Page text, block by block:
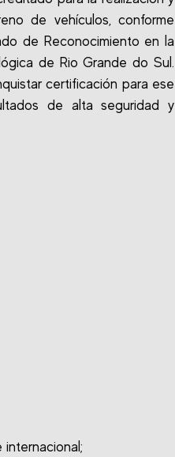
de vehículos, conforme
de Reconocimiento en la
de Rio Grande do Sul.
certificación para ese
de alta seguridad y
internacional;